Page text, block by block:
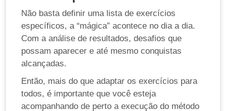
Não basta definir uma lista de exercícios
específicos, a “mágica” acontece no dia a dia.
Com a análise de resultados, desafios que
possam aparecer e até mesmo conquistas
alcançadas.
Então, mais do que adaptar os exercícios para
todos, é importante que você esteja
acompanhando de perto a execução do método